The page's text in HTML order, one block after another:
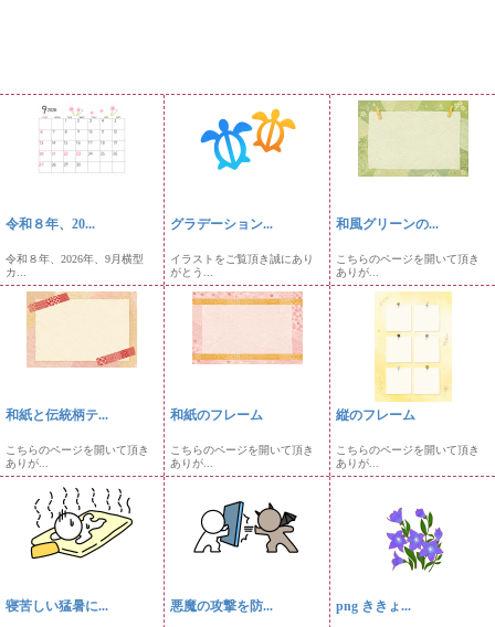
令和８年、20...
令和８年、2026年、9月横型
カ...
グラデーション...
イラストをご覧頂き誠にあり
がとう...
和風グリーンの...
こちらのページを開いて頂き
ありが...
和紙と伝統柄テ...
こちらのページを開いて頂き
ありが...
和紙のフレーム
こちらのページを開いて頂き
ありが...
縦のフレーム
こちらのページを開いて頂き
ありが...
寝苦しい猛暑に... 悪魔の攻撃を防... png ききょ...